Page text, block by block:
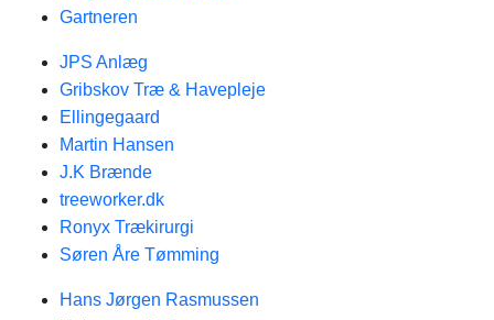
Gartneren
JPS Anlæg
Gribskov Træ & Havepleje
Ellingegaard
Martin Hansen
J.K Brænde
treeworker.dk
Ronyx Trækirurgi
Søren Åre Tømming
Hans Jørgen Rasmussen